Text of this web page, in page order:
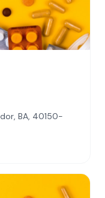
BA, 40150-